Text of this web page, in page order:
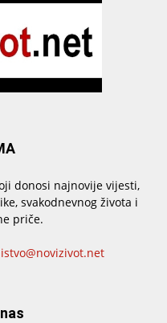
donosi najnovije vijesti,
svakodnevnog života i
priče.